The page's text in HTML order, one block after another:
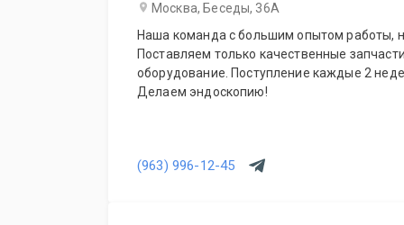
Москва, Беседы, 36А
Наша команда с большим опытом работы,
Поставляем только качественные
оборудование. Поступление каждые 2
Делаем эндоскопию!
(963) 996-12-45